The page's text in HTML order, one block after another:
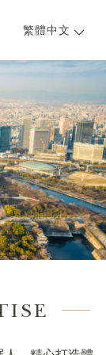
繁體中文